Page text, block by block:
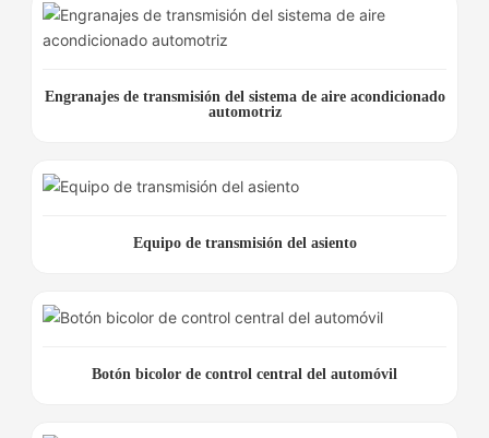
Engranajes de transmisión del sistema de aire acondicionado
automotriz
Equipo de transmisión del asiento
Botón bicolor de control central del automóvil